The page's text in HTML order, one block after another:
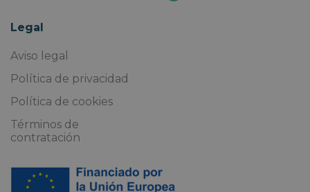
Legal
Aviso legal
Política de privacidad
Política de cookies
Términos de
contratación